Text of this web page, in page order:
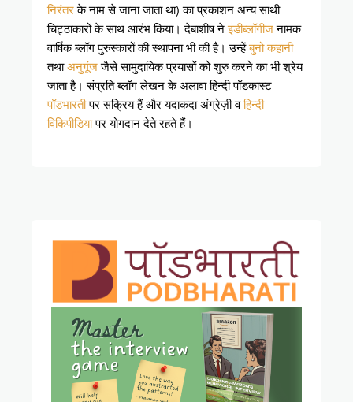
निरंतरके नाम से जाना जाता था) का प्रकाशन अन्य साथी
चिट्ठाकारों के साथ आरंभ किया। देबाशीष नेइंडीब्लॉगीजनामक
वार्षिक ब्लॉग पुरुस्कारों की स्थापना भी की है। उन्हेंबुनो कहानी
तथाअनुगूंजजैसे सामुदायिक प्रयासों को शुरु करने का भी श्रेय
जाता है। संप्रति ब्लॉग लेखन के अलावा हिन्दी पॉडकास्ट
पॉडभारतीपर सक्रिय हैं और यदाकदा अंग्रेज़ी वहिन्दी
विकिपीडियापर योगदान देते रहते हैं।